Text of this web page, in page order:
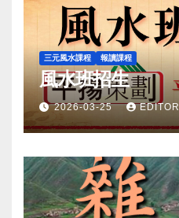
三元風水課程 報讀課程
風水班招生
2026-03-25 EDITOR